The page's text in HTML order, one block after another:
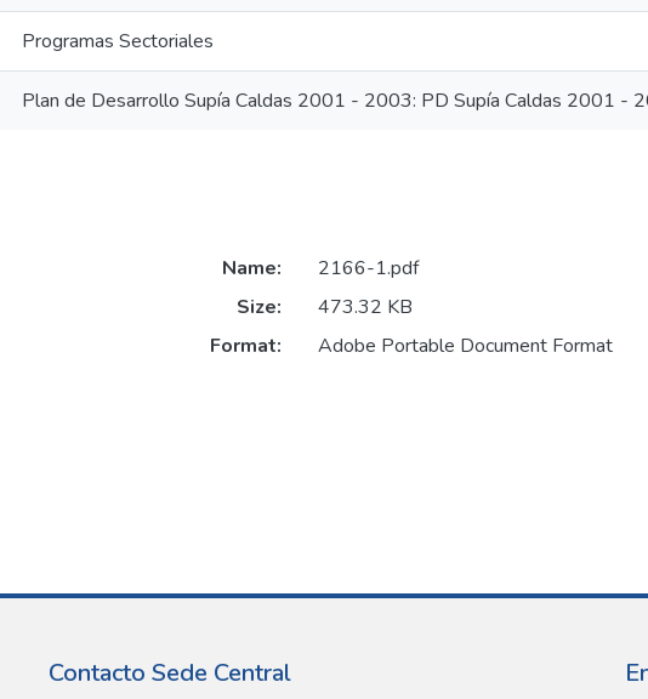
Programas Sectoriales
Plan de Desarrollo Supía Caldas 2001 - 2003: PD Supía Caldas 2001 -
Name:
2166-1.pdf
Size:
473.32 KB
Format:
Adobe Portable Document Format
Contacto Sede Central